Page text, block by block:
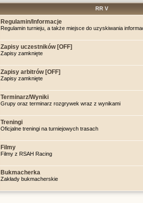
RR V
Regulamin/Informacje
Regulamin turnieju, a także miejsce do uzyskiwania
Zapisy uczestników [OFF]
Zapisy zamknięte
Zapisy arbitrów [OFF]
Zapisy zamknięte
Terminarz/Wyniki
Grupy oraz terminarz rozgrywek wraz z wynikami
Treningi
Oficjalne treningi na turniejowych trasach
Filmy
Filmy z RSAH Racing
Bukmacherka
Zakłady bukmacherskie